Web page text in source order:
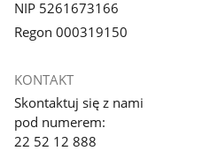
NIP 5261673166
Regon 000319150
KONTAKT
Skontaktuj się z nami
pod numerem:
22 52 12 888